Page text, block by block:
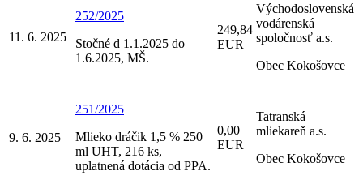
11. 6. 2025
252/2025
Stočné d 1.1.2025 do
1.6.2025, MŠ.
249,84
EUR
Východoslovenská
vodárenská
spoločnosť a.s.
Obec Kokošovce
9. 6. 2025
251/2025
Mlieko dráčik 1,5 % 250
ml UHT, 216 ks,
uplatnená dotácia od PPA.
0,00
EUR
Tatranská
mliekareň a.s.
Obec Kokošovce